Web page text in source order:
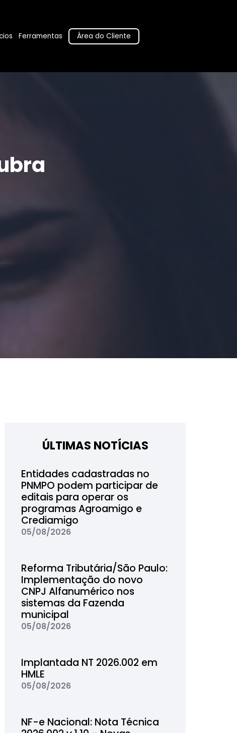
Ferramentas Área do Cliente
ÚLTIMAS NOTÍCIAS
Entidades cadastradas no
PNMPO podem participar de
editais para operar os
programas Agroamigo e
Crediamigo
05/08/2026
Reforma Tributária/São Paulo:
Implementação do novo
CNPJ Alfanumérico nos
sistemas da Fazenda
municipal
05/08/2026
Implantada NT 2026.002 em
HMLE
05/08/2026
NF-e Nacional: Nota Técnica